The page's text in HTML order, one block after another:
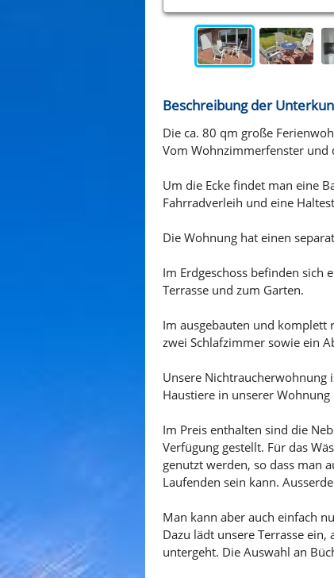
Beschreibung der
Die ca. 80 qm große
Vom Wohnzimmerfenster und
Um die Ecke findet man eine
Fahrradverleih und eine
Die Wohnung hat einen
Im Erdgeschoss befinden sich
Terrasse und zum Garten.
Im ausgebauten und komplett
zwei Schlafzimmer sowie ein
Unsere Nichtraucherwohnung
Haustiere in unserer Wohnung
Im Preis enthalten sind die
Verfügung gestellt. Für das
genutzt werden, so dass man
Laufenden sein kann.
Man kann aber auch einfach
Dazu lädt unsere Terrasse
untergeht. Die Auswahl an